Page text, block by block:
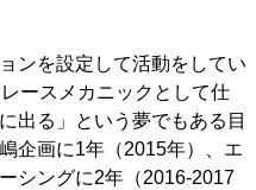
ンを設定して活動をしてい
ースメカニックとして仕
出る」という夢でもある目
企画に1年（2015年）、エ
シングに2年（2016-2017